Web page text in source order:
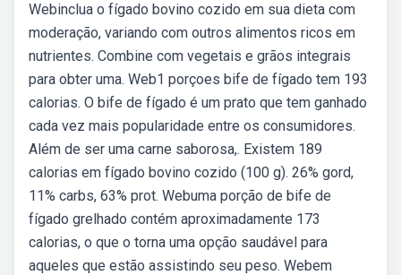
Webinclua o fígado bovino cozido em sua dieta com
moderação, variando com outros alimentos ricos em
nutrientes. Combine com vegetais e grãos integrais
para obter uma. Web1 porçoes bife de fígado tem 193
calorias. O bife de fígado é um prato que tem ganhado
cada vez mais popularidade entre os consumidores.
Além de ser uma carne saborosa,. Existem 189
calorias em fígado bovino cozido (100 g). 26% gord,
11% carbs, 63% prot. Webuma porção de bife de
fígado grelhado contém aproximadamente 173
calorias, o que o torna uma opção saudável para
aqueles que estão assistindo seu peso. Webem